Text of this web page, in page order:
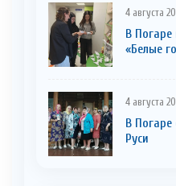
4 августа
В
«Белые
4 августа
В
Руси